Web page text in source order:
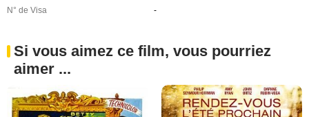
N° de Visa
-
Si vous aimez ce film, vous pourriez
aimer ...